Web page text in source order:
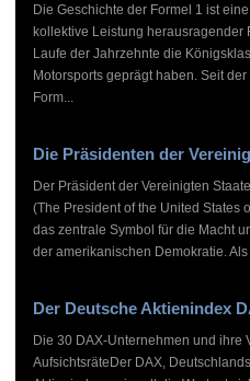
Die Geschichte der Formel 1 ist
kollektive Leistung herausragender
Laufe der Jahrzehnte die
Motorsports geprägt haben. Seit
Form...
Die Präsidenten der
Der Präsident der Vereinigten
(The President of the United States
das zentrale Symbol für die Macht
der amerikanischen Demokratie. Als
Der Deutsche Aktienindex
Die 30 DAX-Unternehmen und ihre
AufsichtsräteDer DAX,